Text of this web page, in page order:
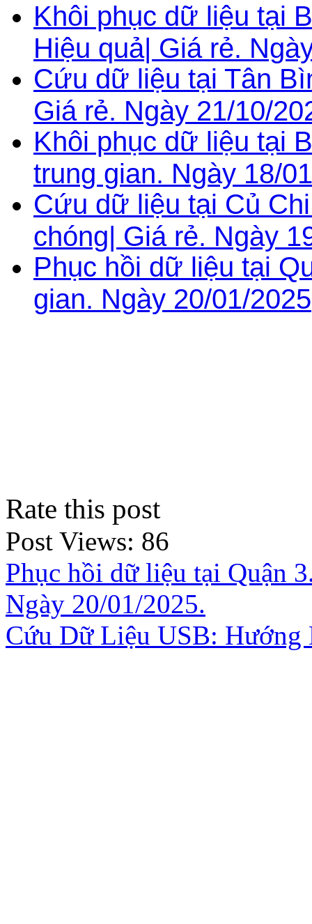
Khôi phục dữ liệu tại
Hiệu quả| Giá rẻ.
Cứu dữ liệu tại Tân
Giá rẻ. Ngày 21/10/
Khôi phục dữ liệu tại
trung gian. Ngày 18/
Cứu dữ liệu tại Củ
chóng| Giá rẻ. Ngày
Phục hồi dữ liệu tại
gian. Ngày 20/01/2025
Rate this post
Post Views: 86
Phục hồi dữ liệu tại Quận
Ngày 20/01/2025.
Cứu Dữ Liệu USB: Hướng